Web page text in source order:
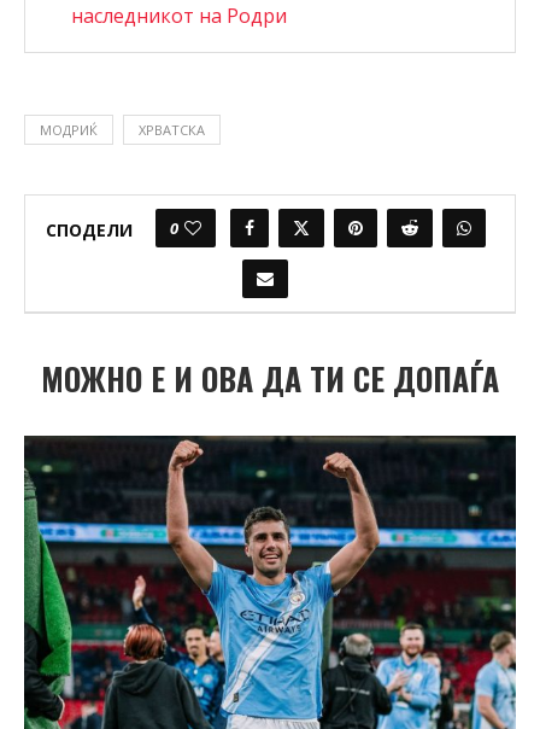
наследникот на Родри
МОДРИЌ ХРВАТСКА
СПОДЕЛИ 0
МОЖНО Е И ОВА ДА ТИ СЕ ДОПАЃА